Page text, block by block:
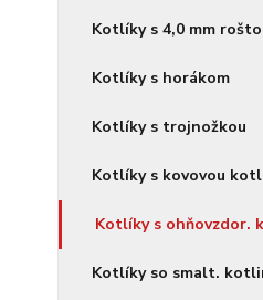
Kotlíky s 4,0 mm
Kotlíky s horákom
Kotlíky s trojnožkou
Kotlíky s kovovou
Kotlíky s ohňovzdor.
Kotlíky so smalt.